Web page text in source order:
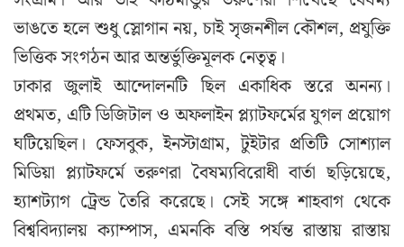
ভাঙতে হলে শুধু স্লোগান নয়, চাই সৃজনশীল কৌশল, প্রযুক্তি
ভিত্তিক সংগঠন আর অন্তর্ভুক্তিমূলক নেতৃত্ব।
ঢাকার জুলাই আন্দোলনটি ছিল একাধিক স্তরে অনন্য।
প্রথমত, এটি ডিজিটাল ও অফলাইন প্ল্যাটফর্মের যুগল প্রয়োগ
ঘটিয়েছিল। ফেসবুক, ইনস্টাগ্রাম, টুইটার প্রতিটি সোশ্যাল
মিডিয়া প্ল্যাটফর্মে তরুণরা বৈষম্যবিরোধী বার্তা ছড়িয়েছে,
হ্যাশট্যাগ ট্রেন্ড তৈরি করেছে। সেই সঙ্গে শাহবাগ থেকে
বিশ্ববিদ্যালয় ক্যাম্পাস, এমনকি বস্তি পর্যন্ত রাস্তায় রাস্তায়